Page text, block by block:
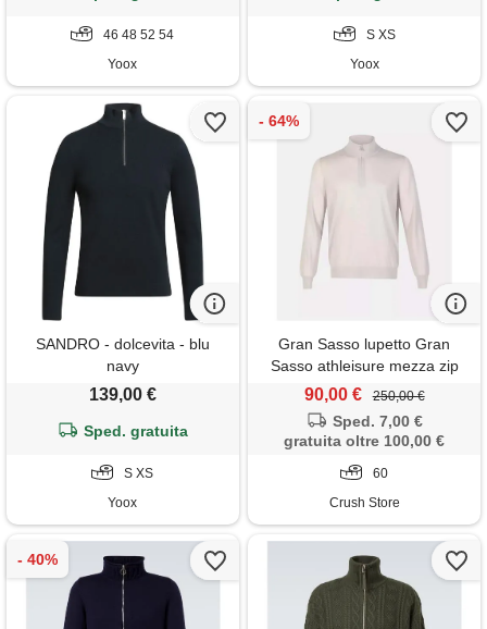
46 48 52 54
Yoox
S XS
Yoox
SANDRO - dolcevita - blu
navy
139,00 €
Sped. gratuita
S XS
Yoox
Gran Sasso lupetto Gran
Sasso athleisure mezza zip
43126 avorio
90,00 € 250,00 €
Sped. 7,00 €
gratuita oltre 100,00 €
60
Crush Store